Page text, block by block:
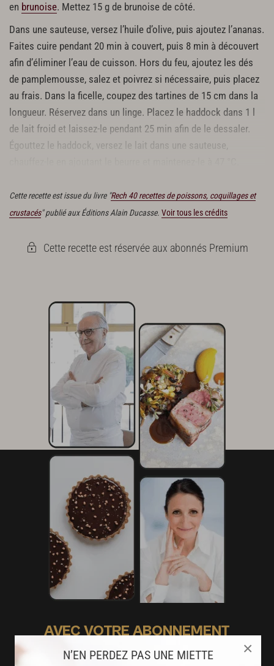
N’EN PERDEZ PAS UNE MIETTE ×
en brunoise. Mettez 15 g de brunoise de côté.
Dans une sauteuse, versez l’huile d’olive, puis ajoutez l’ananas.
Faites cuire pendant 20 min à couvert, puis 8 min à découvert
afin d’éliminer l’eau de cuisson. Hors du feu, ajoutez les dés
de pamplemousse, salez et poivrez si nécessaire, puis placez
au frais. Dans la ficelle, coupez des tartines de 15 cm dans la
longueur. Réservez dans un linge. Placez le haddock dans 1 l
de lait froid et laissez-le pendant 25 min afin de le dessaler.
Égouttez le haddock, versez le lait dans une sauteuse,
Cette recette est issue du livre "Rech 40 recettes de poissons, coquillages et
crustacés" publié aux Éditions Alain Ducasse. Voir tous les crédits
Cette recette est réservée aux abonnés Premium
AVEC VOTRE ABONNEMENT
PREMIUM